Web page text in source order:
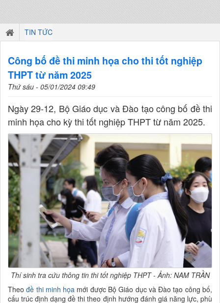
TIN TỨC
Công bố đề thi minh họa cho thi tốt nghiệp
THPT từ năm 2025
Thứ sáu - 05/01/2024 09:49
Ngày 29-12, Bộ Giáo dục và Đào tạo công bố đề thi
minh họa cho kỳ thi tốt nghiệp THPT từ năm 2025.
Thí sinh tra cứu thông tin thi tốt nghiệp THPT - Ảnh: NAM TRẦN
Theođề thi minh họa mới được Bộ Giáo dục và Đào tạo công bố,
cấu trúc định dạng đề thi theo định hướng đánh giá năng lực, phù